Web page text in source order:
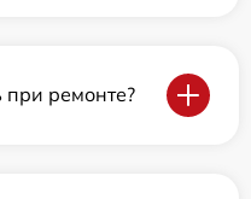
при ремонте?